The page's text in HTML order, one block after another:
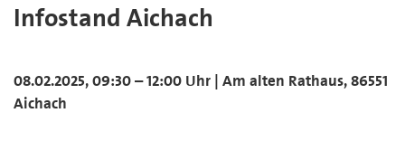
Infostand Aichach
08.02.2025, 09:30 – 12:00 Uhr | Am alten Rathaus, 86551
Aichach